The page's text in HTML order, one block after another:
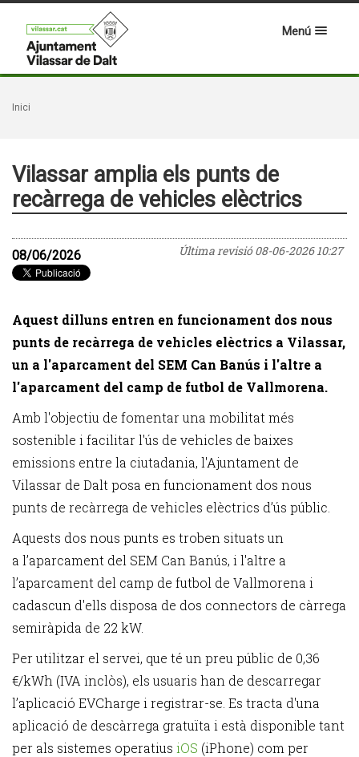
Menú
Inici
Vilassar amplia els punts de
recàrrega de vehicles elèctrics
Última revisió08-06-2026 10:27
08/06/2026
Aquest dilluns entren en funcionament dos nous
punts de recàrrega de vehicles elèctrics a Vilassar,
un a l'aparcament del SEM Can Banús i l'altre a
l'aparcament del camp de futbol de Vallmorena.
Amb l'objectiu de fomentar una mobilitat més
sostenible i facilitar l'ús de vehicles de baixes
emissions entre la ciutadania, l'Ajuntament de
Vilassar de Dalt posa en funcionament dos nous
punts de recàrrega de vehicles elèctrics d’ús públic.
Aquests dos nous punts es troben situats un
a l’aparcament del SEM Can Banús, i l'altre a
l’aparcament del camp de futbol de Vallmorena i
cadascun d'ells disposa de dos connectors de càrrega
semiràpida de 22 kW.
Per utilitzar el servei, que té un preu públic de 0,36
€/kWh (IVA inclòs), els usuaris han de descarregar
l’aplicació EVCharge i registrar-se. Es tracta d'una
aplicació de descàrrega gratuïta i està disponible tant
per als sistemes operatius iOS (iPhone) com per